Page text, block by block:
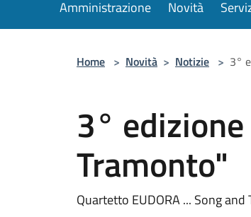
Amministrazione Novità
Home > Novità > Notizie > 3°
3°
Tramonto"
Quartetto EUDORA ... Song and